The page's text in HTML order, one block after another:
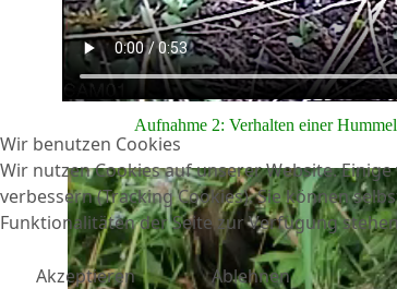
Aufnahme 2: Verhalten einer
Wir benutzen Cookies
Wir nutzen Cookies auf unserer Website.
verbessern (Tracking Cookies). Sie können
Funktionalitäten der Seite zur Verfügung
Akzeptieren
Ablehnen